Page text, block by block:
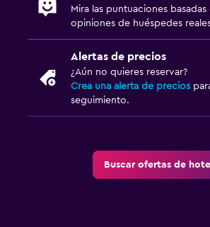
Mira las puntuaciones
opiniones de huéspedes
Alertas de precios
¿Aún no quieres reservar?
Crea una alerta de precios
seguimiento.
Buscar ofertas de hotel